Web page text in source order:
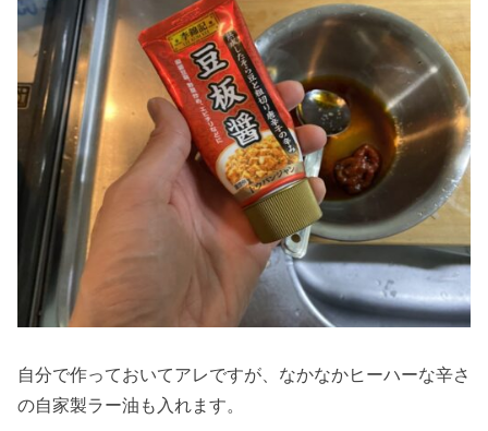
自分で作っておいてアレですが、なかなかヒーハーな辛さ
の自家製ラー油も入れます。